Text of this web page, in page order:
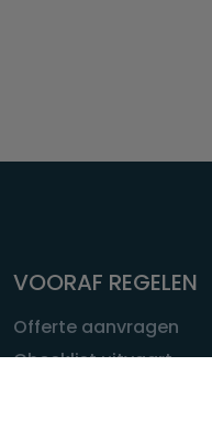
VOORAF REGELEN
Offerte aanvragen
Checklist uitvaart